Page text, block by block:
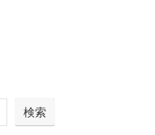
検索